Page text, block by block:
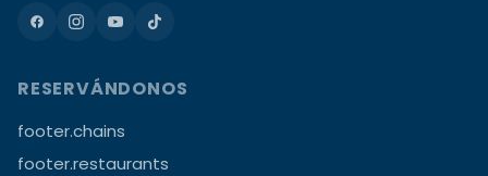
RESERVÁNDONOS
footer.chains
footer.restaurants